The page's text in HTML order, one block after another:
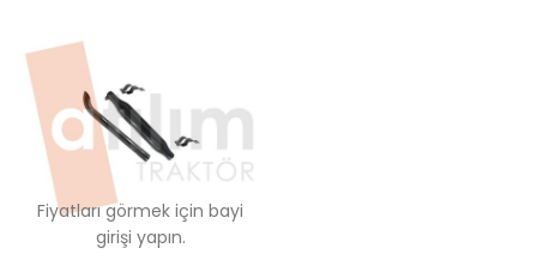
Fiyatları görmek için bayi
girişi yapın.